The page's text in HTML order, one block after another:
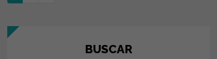
BUSCAR